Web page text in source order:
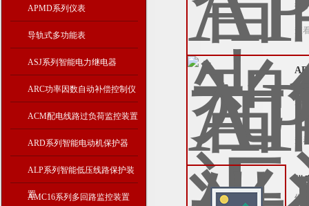
APMD系列仪表
导轨式多功能表
ASJ系列智能电力继电器
ARC功率因数自动补偿控制仪
ACM配电线路过负荷监控装置
ARD系列智能电动机保护器
ALP系列智能低压线路保护装
置
AMC16系列多回路监控装置
控
查
形
查
供
供